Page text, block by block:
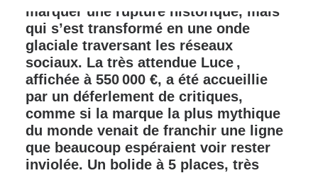
marquer une rupture historique, mais
qui s’est transformé en une onde
glaciale traversant les réseaux
sociaux. La très attendue Luce ,
affichée à 550 000 €, a été accueillie
par un déferlement de critiques,
comme si la marque la plus mythique
du monde venait de franchir une ligne
que beaucoup espéraient voir rester
inviolée. Un bolide à 5 places, très